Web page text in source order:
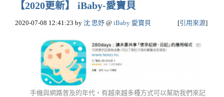
【2020更新】 iBaby-愛寶貝
2020-07-08 12:41:23 by 沈 思妤 @ iBaby 愛寶貝 [引用來源]
手機與網路普及的年代，有越來越多種方式可以幫助我們來記